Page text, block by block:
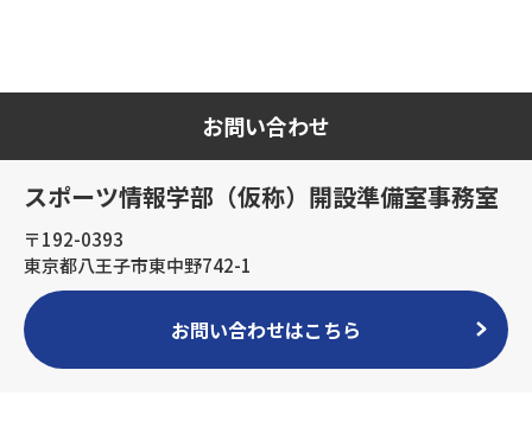
お問い合わせ
スポーツ情報学部（仮称）開設準備室事務室
〒192-0393
東京都八王子市東中野742-1
お問い合わせはこちら